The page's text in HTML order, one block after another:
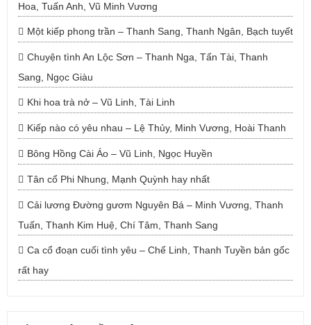
Hoa, Tuấn Anh, Vũ Minh Vương
Một kiếp phong trần – Thanh Sang, Thanh Ngân, Bạch tuyết
Chuyện tình An Lộc Sơn – Thanh Nga, Tấn Tài, Thanh
Sang, Ngọc Giàu
Khi hoa trà nở – Vũ Linh, Tài Linh
Kiếp nào có yêu nhau – Lệ Thủy, Minh Vương, Hoài Thanh
Bông Hồng Cài Áo – Vũ Linh, Ngọc Huyền
Tân cổ Phi Nhung, Mạnh Quỳnh hay nhất
Cải lương Đường gươm Nguyên Bá – Minh Vương, Thanh
Tuấn, Thanh Kim Huệ, Chí Tâm, Thanh Sang
Ca cổ đoạn cuối tình yêu – Chế Linh, Thanh Tuyền bản gốc
rất hay